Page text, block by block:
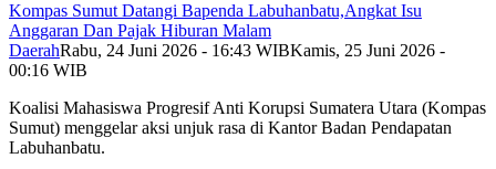
Kompas Sumut Datangi Bapenda Labuhanbatu,Angkat Isu
Anggaran Dan Pajak Hiburan Malam
DaerahRabu, 24 Juni 2026 - 16:43 WIBKamis, 25 Juni 2026 -
00:16 WIB
Koalisi Mahasiswa Progresif Anti Korupsi Sumatera Utara (Kompas
Sumut) menggelar aksi unjuk rasa di Kantor Badan Pendapatan
Labuhanbatu.